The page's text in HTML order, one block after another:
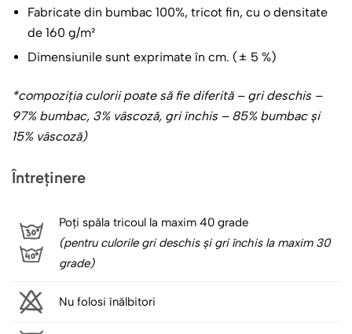
Fabricate din bumbac 100%, tricot fin, cu o densitate
de 160 g/m²
Dimensiunile sunt exprimate în cm. (± 5 %)
*compoziţia culorii poate să fie diferită – gri deschis –
97% bumbac, 3% vâscoză, gri închis – 85% bumbac și
15% vâscoză)
Întreținere
Poți spăla tricoul la maxim 40 grade
(pentru culorile gri deschis și gri închis la maxim 30
grade)
Nu folosi înălbitori